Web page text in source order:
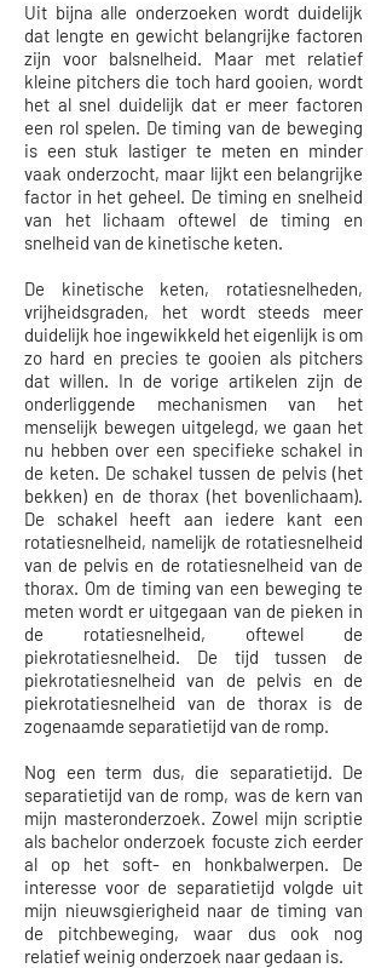
Uit bijna alle onderzoeken wordt duidelijk
dat lengte en gewicht belangrijke factoren
zijn voor balsnelheid. Maar met relatief
kleine pitchers die toch hard gooien, wordt
het al snel duidelijk dat er meer factoren
een rol spelen. De timing van de beweging
is een stuk lastiger te meten en minder
vaak onderzocht, maar lijkt een belangrijke
factor in het geheel. De timing en snelheid
van het lichaam oftewel de timing en
snelheid van de kinetische keten.
De kinetische keten, rotatiesnelheden,
vrijheidsgraden, het wordt steeds meer
duidelijk hoe ingewikkeld het eigenlijk is om
zo hard en precies te gooien als pitchers
dat willen. In de vorige artikelen zijn de
onderliggende mechanismen van het
menselijk bewegen uitgelegd, we gaan het
nu hebben over een specifieke schakel in
de keten. De schakel tussen de pelvis (het
bekken) en de thorax (het bovenlichaam).
De schakel heeft aan iedere kant een
rotatiesnelheid, namelijk de rotatiesnelheid
van de pelvis en de rotatiesnelheid van de
thorax. Om de timing van een beweging te
meten wordt er uitgegaan van de pieken in
de rotatiesnelheid, oftewel de
piekrotatiesnelheid. De tijd tussen de
piekrotatiesnelheid van de pelvis en de
piekrotatiesnelheid van de thorax is de
zogenaamde separatietijd van de romp.
Nog een term dus, die separatietijd. De
separatietijd van de romp, was de kern van
mijn masteronderzoek. Zowel mijn scriptie
als bachelor onderzoek focuste zich eerder
al op het soft- en honkbalwerpen. De
interesse voor de separatietijd volgde uit
mijn nieuwsgierigheid naar de timing van
de pitchbeweging, waar dus ook nog
relatief weinig onderzoek naar gedaan is.